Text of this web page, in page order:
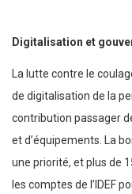
Digitalisation et
La lutte contre le
de digitalisation de la
contribution passager
et d’équipements. La
une priorité, et plus de
les comptes de l’IDEF